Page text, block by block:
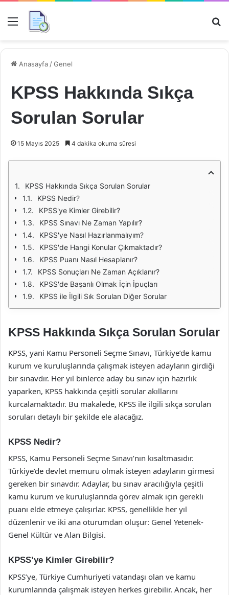
Menü
Anasayfa /Genel
KPSS Hakkında Sıkça
Sorulan Sorular
15 Mayıs 2025 4 dakika okuma süresi
KPSS Hakkında Sıkça Sorulan Sorular
KPSS Nedir?
KPSS'ye Kimler Girebilir?
KPSS Sınavı Ne Zaman Yapılır?
KPSS'ye Nasıl Hazırlanmalıyım?
KPSS'de Hangi Konular Çıkmaktadır?
KPSS Puanı Nasıl Hesaplanır?
KPSS Sonuçları Ne Zaman Açıklanır?
KPSS'de Başarılı Olmak İçin İpuçları
KPSS ile İlgili Sık Sorulan Diğer Sorular
KPSS Hakkında Sıkça Sorulan Sorular
KPSS, yani Kamu Personeli Seçme Sınavı, Türkiye’de kamu
kurum ve kuruluşlarında çalışmak isteyen adayların girdiği
bir sınavdır. Her yıl binlerce aday bu sınav için hazırlık
yaparken, KPSS hakkında çeşitli sorular akıllarını
kurcalamaktadır. Bu makalede, KPSS ile ilgili sıkça sorulan
soruları detaylı bir şekilde ele alacağız.
KPSS Nedir?
KPSS, Kamu Personeli Seçme Sınavı’nın kısaltmasıdır.
Türkiye’de devlet memuru olmak isteyen adayların girmesi
gereken bir sınavdır. Adaylar, bu sınav aracılığıyla çeşitli
kamu kurum ve kuruluşlarında görev almak için gerekli
puanı elde etmeye çalışırlar. KPSS, genellikle her yıl
düzenlenir ve iki ana oturumdan oluşur: Genel Yetenek-
Genel Kültür ve Alan Bilgisi.
KPSS’ye Kimler Girebilir?
KPSS’ye, Türkiye Cumhuriyeti vatandaşı olan ve kamu
kurumlarında çalışmak isteyen herkes girebilir. Ancak, her